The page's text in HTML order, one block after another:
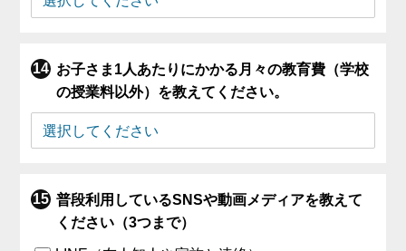
お子さま1人あたりにかかる月々の教育費（学校
の授業料以外）を教えてください。
普段利用しているSNSや動画メディアを教えて
ください（3つまで）